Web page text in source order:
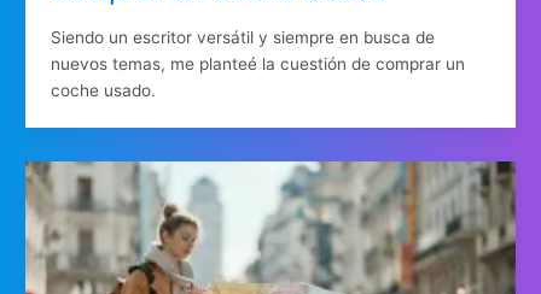
Siendo un escritor versátil y siempre en busca de
nuevos temas, me planteé la cuestión de comprar un
coche usado.